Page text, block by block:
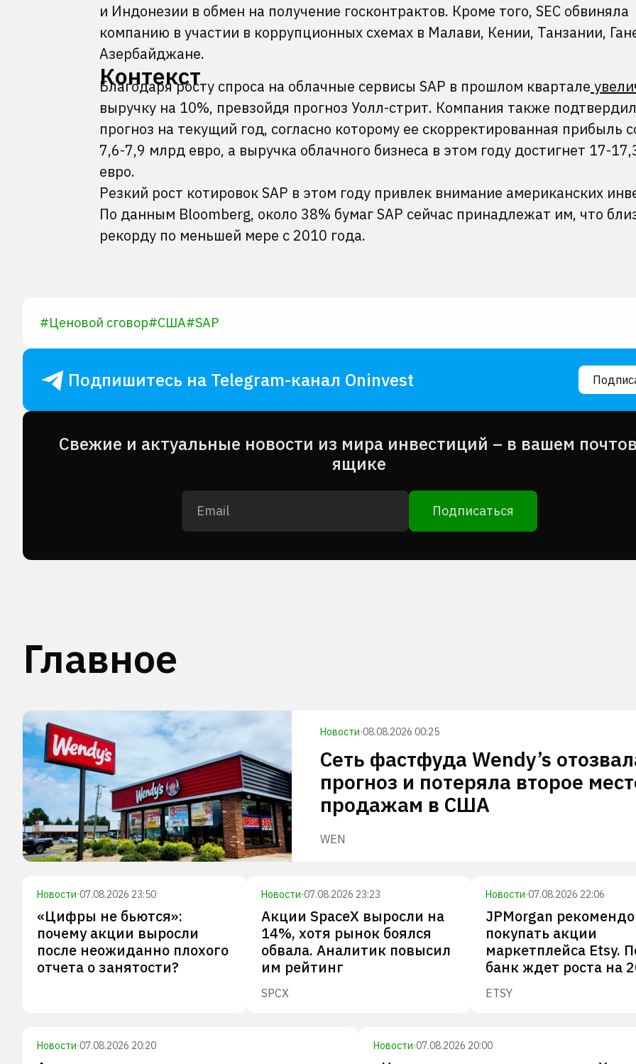
и Индонезии в обмен на получение госконтрактов. Кроме того, SEC обвиняла
компанию в участии в коррупционных схемах в Малави, Кении, Танзании,
Азербайджане.
Контекст
Благодаря росту спроса на облачные сервисы SAP в прошлом квартале
выручку на 10%, превзойдя прогноз Уолл-стрит. Компания также
прогноз на текущий год, согласно которому ее скорректированная прибыль
7,6-7,9 млрд евро, а выручка облачного бизнеса в этом году достигнет 17-
евро.
Резкий рост котировок SAP в этом году привлек внимание американских
По данным Bloomberg, около 38% бумаг SAP сейчас принадлежат им, что
рекорду по меньшей мере с 2010 года.
#Ценовой сговор#США#SAP
Подпишитесь на Telegram-канал Oninvest
Cвежие и актуальные новости из мира инвестиций – в вашем
ящике
Подписаться
Главное
Новости·08.08.2026 00:25
Сеть фастфуда Wendy’s
прогноз и потеряла второе
продажам в США
WEN
Новости·07.08.2026 23:50
«Цифры не бьются»:
почему акции выросли
после неожиданно плохого
отчета о занятости?
Новости·07.08.2026 23:23
Акции SpaceX выросли на
14%, хотя рынок боялся
обвала. Аналитик повысил
им рейтинг
SPCX
Новости·07.08.2026 22:06
JPMorgan
покупать акции
маркетплейса Etsy.
банк ждет роста на
ETSY
Новости·07.08.2026 20:20 Новости·07.08.2026 20:00